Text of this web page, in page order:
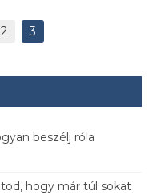
2 3
beszélj róla
hogy már túl sokat